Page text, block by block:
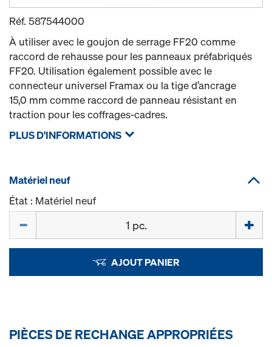
Réf. 587544000
À utiliser avec le goujon de serrage FF20 comme
raccord de rehausse pour les panneaux préfabriqués
FF20. Utilisation également possible avec le
connecteur universel Framax ou la tige d’ancrage
15,0 mm comme raccord de panneau résistant en
traction pour les coffrages-cadres.
PLUS D'INFORMATIONS
Matériel neuf
État : Matériel neuf
AJOUT PANIER
PIÈCES DE RECHANGE APPROPRIÉES